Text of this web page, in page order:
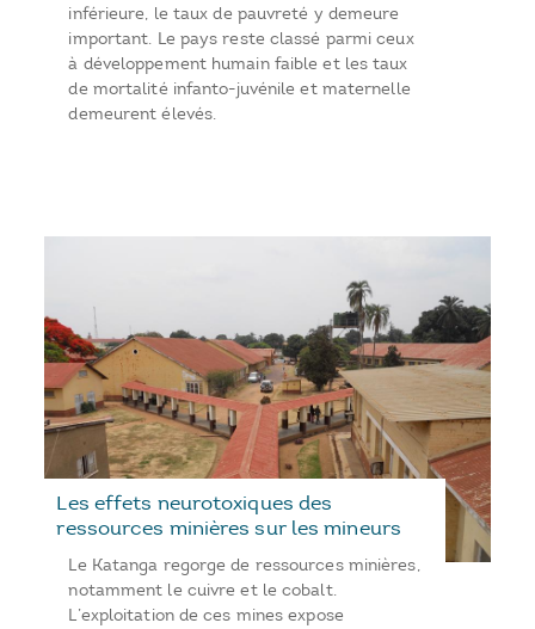
inférieure, le taux de pauvreté y demeure
important. Le pays reste classé parmi ceux
à développement humain faible et les taux
de mortalité infanto-juvénile et maternelle
demeurent élevés.
Les effets neurotoxiques des
ressources minières sur les mineurs
Le Katanga regorge de ressources minières,
notamment le cuivre et le cobalt.
L’exploitation de ces mines expose